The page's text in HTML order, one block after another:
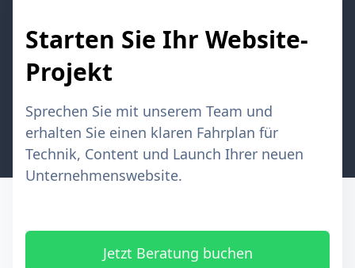
Starten Sie Ihr Website-
Projekt
Sprechen Sie mit unserem Team und
erhalten Sie einen klaren Fahrplan für
Technik, Content und Launch Ihrer neuen
Unternehmenswebsite.
Jetzt Beratung buchen